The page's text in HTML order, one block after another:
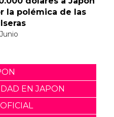
la polémica de las
EN JAPON